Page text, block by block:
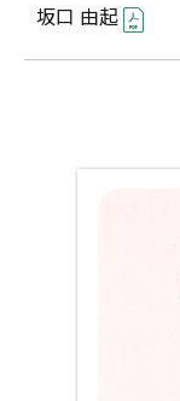
坂口 由起